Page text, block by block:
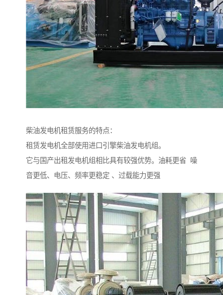
柴油发电机租赁服务的特点：
租赁发电机全部使用进口引擎柴油发电机组。
它与国产出租发电机组相比具有较强优势。油耗更省 噪
音更低、电压、频率更稳定 、过载能力更强